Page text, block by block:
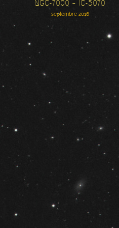
NGC-7000 – IC-5070
septembre 2016